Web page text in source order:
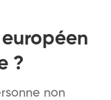
?
non